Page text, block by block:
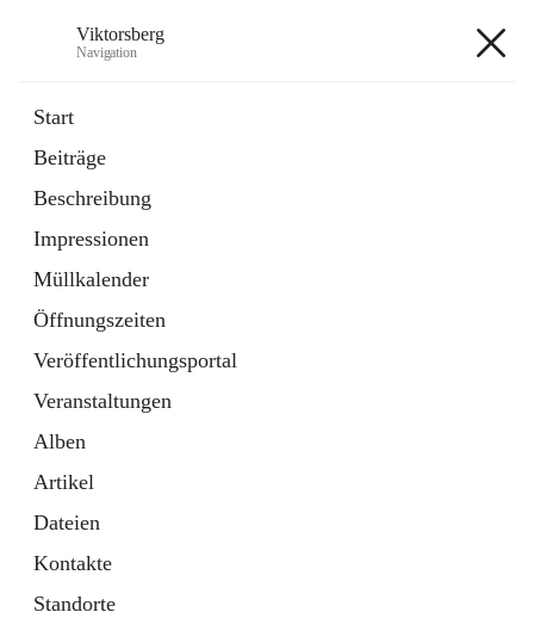
Viktorsberg
Navigation
Start
Beiträge
Beschreibung
Impressionen
Müllkalender
Öffnungszeiten
Veröffentlichungsportal
Veranstaltungen
Alben
Artikel
Dateien
Kontakte
Standorte
1 Schnellzugriff
Bürgerservice
10 Schnellzugriffe